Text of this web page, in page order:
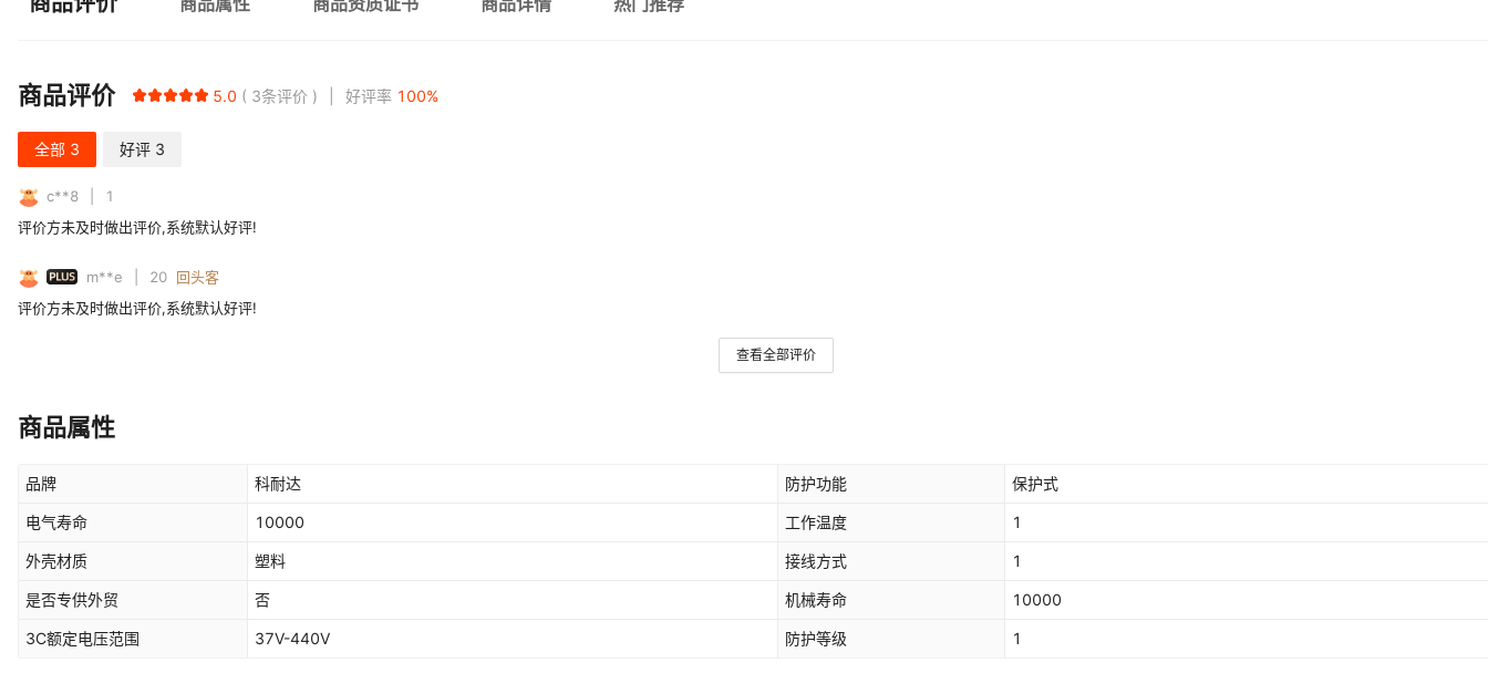
商品评价 5.0 3条评价 好评率 100%
全部 3 好评 3
c**8
1
评价方未及时做出评价,系统默认好评!
PLUS m**e 20 回头客
评价方未及时做出评价,系统默认好评!
查看全部评价
商品属性
品牌 科耐达 防护功能 保护式
电气寿命 10000 工作温度 1
外壳材质 塑料 接线方式 1
是否专供外贸 否 机械寿命 10000
3C额定电压范围 37V-440V 防护等级 1